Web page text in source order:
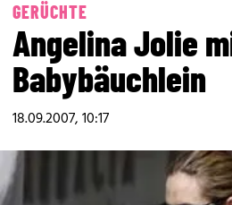
GERÜCHTE
Angelina Jolie
Babybäuchlein
18.09.2007, 10:17